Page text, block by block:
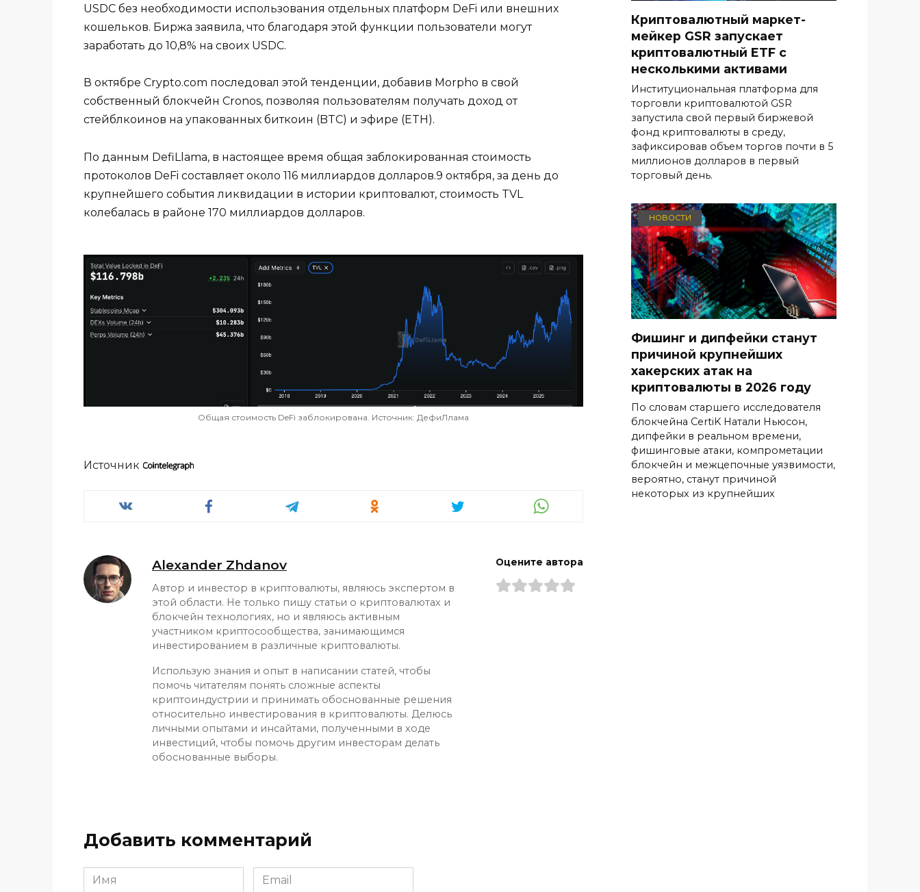
USDC без необходимости использования отдельных платформ DeFi или внешних
кошельков. Биржа заявила, что благодаря этой функции пользователи могут
заработать до 10,8% на своих USDC.
В октябре Crypto.com последовал этой тенденции, добавив Morpho в свой
собственный блокчейн Cronos, позволяя пользователям получать доход от
стейблкоинов на упакованных биткоин (BTC) и эфире (ETH).
По данным DefiLlama, в настоящее время общая заблокированная стоимость
протоколов DeFi составляет около 116 миллиардов долларов.9 октября, за день до
крупнейшего события ликвидации в истории криптовалют, стоимость TVL
колебалась в районе 170 миллиардов долларов.
Общая стоимость DeFi заблокирована. Источник: ДефиЛлама
Источник
Alexander Zhdanov
Автор и инвестор в криптовалюты, являюсь экспертом в
этой области. Не только пишу статьи о криптовалютах и
блокчейн технологиях, но и являюсь активным
участником криптосообщества, занимающимся
инвестированием в различные криптовалюты.
Использую знания и опыт в написании статей, чтобы
помочь читателям понять сложные аспекты
криптоиндустрии и принимать обоснованные решения
относительно инвестирования в криптовалюты. Делюсь
личными опытами и инсайтами, полученными в ходе
инвестиций, чтобы помочь другим инвесторам делать
обоснованные выборы.
Оцените автора
Добавить комментарий
Имя
Email
Криптовалютный маркет-
мейкер GSR запускает
криптовалютный ETF с
несколькими активами
Институциональная платформа для
торговли криптовалютой GSR
запустила свой первый биржевой
фонд криптовалюты в среду,
зафиксировав объем торгов почти в 5
миллионов долларов в первый
торговый день.
НОВОСТИ
Фишинг и дипфейки станут
причиной крупнейших
хакерских атак на
криптовалюты в 2026 году
По словам старшего исследователя
блокчейна CertiK Натали Ньюсон,
дипфейки в реальном времени,
фишинговые атаки, компрометации
блокчейн и межцепочные уязвимости,
вероятно, станут причиной
некоторых из крупнейших